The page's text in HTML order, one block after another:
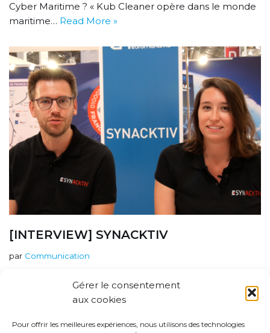
Gérer le consentement
aux cookies
Pour offrir les meilleures expériences, nous utilisons des technologies
Cyber Maritime ? « Kub Cleaner opère dans le monde
maritime… Read More »
[INTERVIEW] SYNACKTIV
par Communication
Lors de notre participation à EUROMARITIME 2022,
nous avons eu l’opportunité d’interviewer Synacktiv,
Maritime. Société spécialisée dans la sécurité offensive